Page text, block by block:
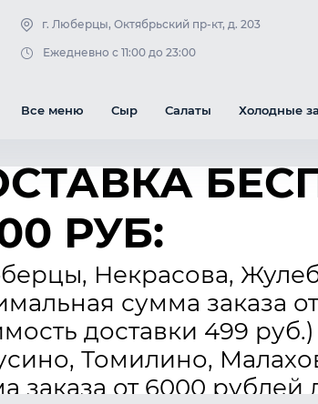
г. Люберцы, Октябрьский пр-кт, д. 203
Ежедневно с 11:00 до 23:00
Все меню Сыр Салаты Холодные
РУБ:
Некрасова,
сумма заказа
доставки 499
Томилино,
заказа от 6000 рублей